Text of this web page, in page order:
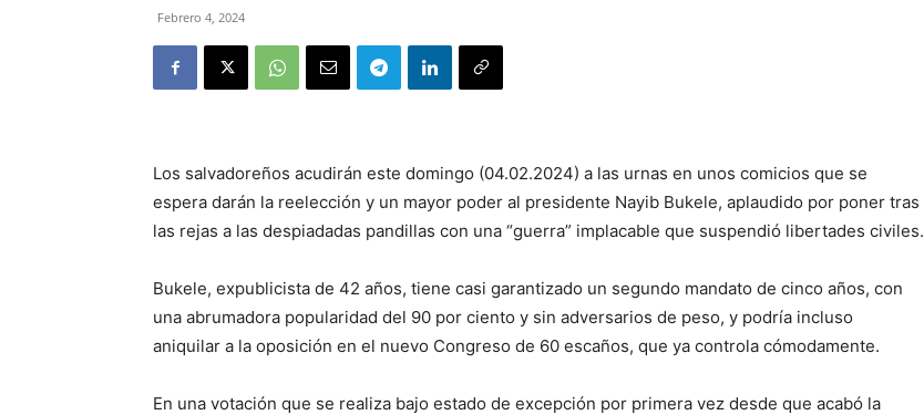
Febrero 4, 2024
Los salvadoreños acudirán este domingo (04.02.2024) a las urnas en unos comicios que se
espera darán la reelección y un mayor poder al presidente Nayib Bukele, aplaudido por poner tras
las rejas a las despiadadas pandillas con una “guerra” implacable que suspendió libertades civiles.
Bukele, expublicista de 42 años, tiene casi garantizado un segundo mandato de cinco años, con
una abrumadora popularidad del 90 por ciento y sin adversarios de peso, y podría incluso
aniquilar a la oposición en el nuevo Congreso de 60 escaños, que ya controla cómodamente.
En una votación que se realiza bajo estado de excepción por primera vez desde que acabó la